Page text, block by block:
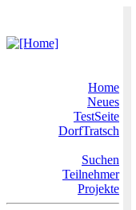
Home
Neues
TestSeite
DorfTratsch
Suchen
Teilnehmer
Projekte